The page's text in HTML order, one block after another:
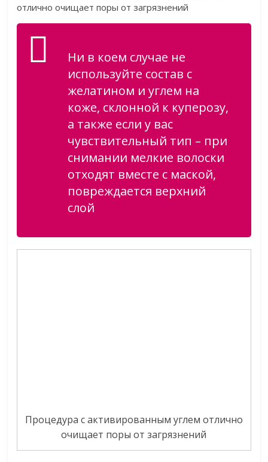
отлично очищает поры от загрязнений
Ни в коем случае не
используйте состав с
желатином и углем на
коже, склонной к куперозу,
а также если у вас
чувствительный тип – при
снимании мелкие волоски
отходят вместе с маской,
повреждается верхний
слой
Процедура с активированным углем отлично
очищает поры от загрязнений